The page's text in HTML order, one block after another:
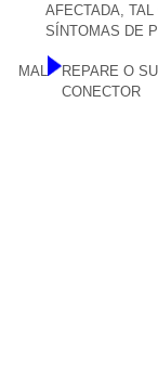
AFECTADA,
SÍNTOMAS DE
MAL
REPARE O
CONECTOR